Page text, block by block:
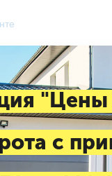
"Цены
с